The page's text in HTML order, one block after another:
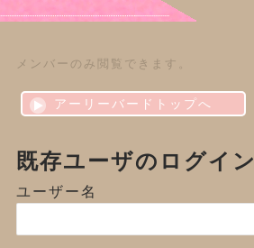
メンバーのみ閲覧できます。
アーリーバードトップへ
既存ユーザのログイン
ユーザー名